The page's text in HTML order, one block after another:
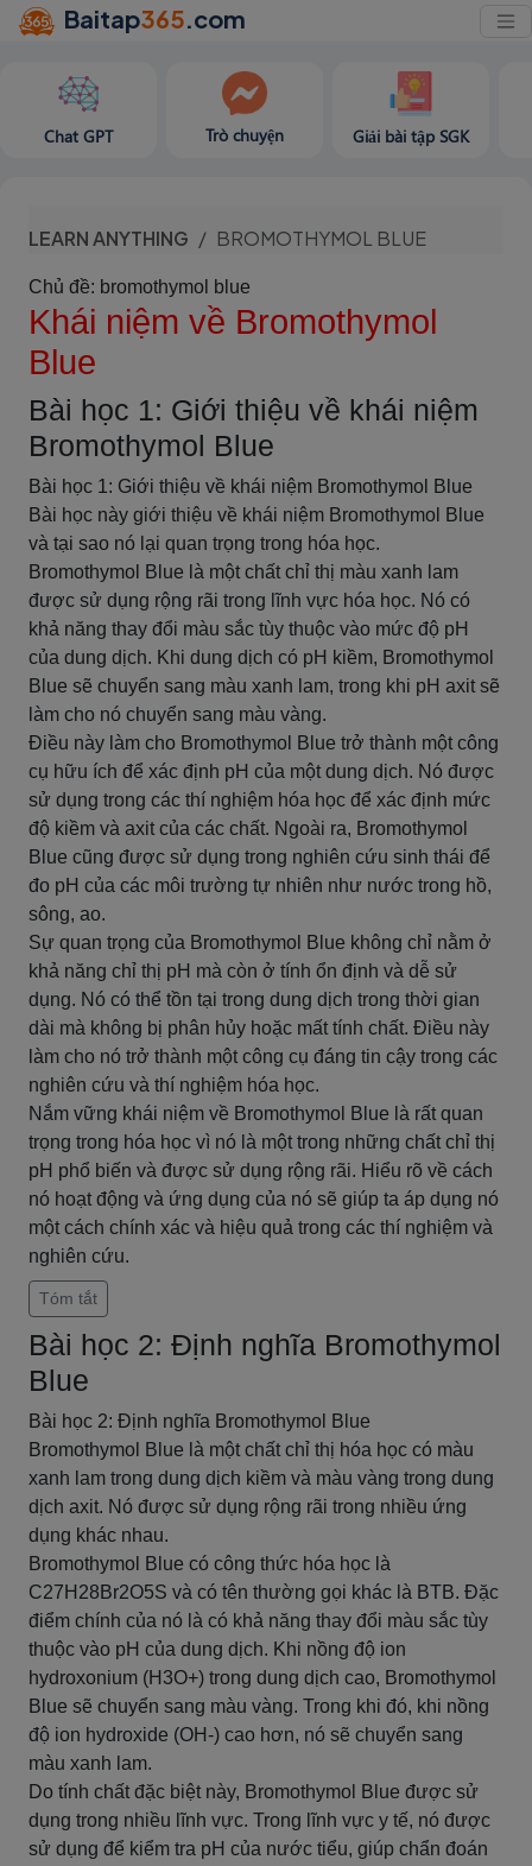
Baitap365.com
Chat GPT Trò chuyện Giải bài tập SGK
LEARN ANYTHING BROMOTHYMOL BLUE
Chủ đề: bromothymol blue
Khái niệm về Bromothymol
Blue
Bài học 1: Giới thiệu về khái niệm
Bromothymol Blue
Bài học 1: Giới thiệu về khái niệm Bromothymol Blue
Bài học này giới thiệu về khái niệm Bromothymol Blue
và tại sao nó lại quan trọng trong hóa học.
Bromothymol Blue là một chất chỉ thị màu xanh lam
được sử dụng rộng rãi trong lĩnh vực hóa học. Nó có
khả năng thay đổi màu sắc tùy thuộc vào mức độ pH
của dung dịch. Khi dung dịch có pH kiềm, Bromothymol
Blue sẽ chuyển sang màu xanh lam, trong khi pH axit sẽ
làm cho nó chuyển sang màu vàng.
Điều này làm cho Bromothymol Blue trở thành một công
cụ hữu ích để xác định pH của một dung dịch. Nó được
sử dụng trong các thí nghiệm hóa học để xác định mức
độ kiềm và axit của các chất. Ngoài ra, Bromothymol
Blue cũng được sử dụng trong nghiên cứu sinh thái để
đo pH của các môi trường tự nhiên như nước trong hồ,
sông, ao.
Sự quan trọng của Bromothymol Blue không chỉ nằm ở
khả năng chỉ thị pH mà còn ở tính ổn định và dễ sử
dụng. Nó có thể tồn tại trong dung dịch trong thời gian
dài mà không bị phân hủy hoặc mất tính chất. Điều này
làm cho nó trở thành một công cụ đáng tin cậy trong các
nghiên cứu và thí nghiệm hóa học.
Nắm vững khái niệm về Bromothymol Blue là rất quan
trọng trong hóa học vì nó là một trong những chất chỉ thị
pH phổ biến và được sử dụng rộng rãi. Hiểu rõ về cách
nó hoạt động và ứng dụng của nó sẽ giúp ta áp dụng nó
một cách chính xác và hiệu quả trong các thí nghiệm và
nghiên cứu.
Tóm tắt
Bài học 2: Định nghĩa Bromothymol
Blue
Bài học 2: Định nghĩa Bromothymol Blue
Bromothymol Blue là một chất chỉ thị hóa học có màu
xanh lam trong dung dịch kiềm và màu vàng trong dung
dịch axit. Nó được sử dụng rộng rãi trong nhiều ứng
dụng khác nhau.
Bromothymol Blue có công thức hóa học là
C27H28Br2O5S và có tên thường gọi khác là BTB. Đặc
điểm chính của nó là có khả năng thay đổi màu sắc tùy
thuộc vào pH của dung dịch. Khi nồng độ ion
hydroxonium (H3O+) trong dung dịch cao, Bromothymol
Blue sẽ chuyển sang màu vàng. Trong khi đó, khi nồng
độ ion hydroxide (OH-) cao hơn, nó sẽ chuyển sang
màu xanh lam.
Do tính chất đặc biệt này, Bromothymol Blue được sử
dụng trong nhiều lĩnh vực. Trong lĩnh vực y tế, nó được
sử dụng để kiểm tra pH của nước tiểu, giúp chẩn đoán